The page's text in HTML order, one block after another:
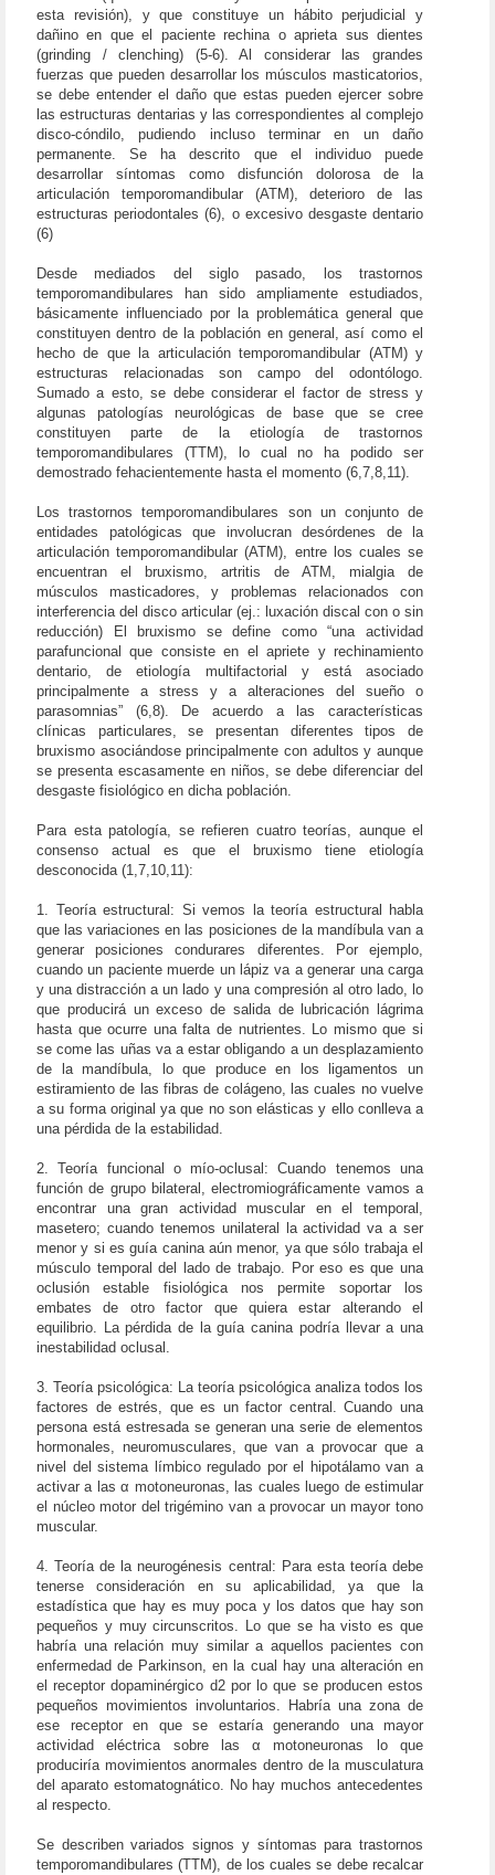
esta revisión), y que constituye un hábito perjudicial y
dañino en que el paciente rechina o aprieta sus dientes
(grinding / clenching) (5-6). Al considerar las grandes
fuerzas que pueden desarrollar los músculos masticatorios,
se debe entender el daño que estas pueden ejercer sobre
las estructuras dentarias y las correspondientes al complejo
disco-cóndilo, pudiendo incluso terminar en un daño
permanente. Se ha descrito que el individuo puede
desarrollar síntomas como disfunción dolorosa de la
articulación temporomandibular (ATM), deterioro de las
estructuras periodontales (6), o excesivo desgaste dentario
(6)
Desde mediados del siglo pasado, los trastornos
temporomandibulares han sido ampliamente estudiados,
básicamente influenciado por la problemática general que
constituyen dentro de la población en general, así como el
hecho de que la articulación temporomandibular (ATM) y
estructuras relacionadas son campo del odontólogo.
Sumado a esto, se debe considerar el factor de stress y
algunas patologías neurológicas de base que se cree
constituyen parte de la etiología de trastornos
temporomandibulares (TTM), lo cual no ha podido ser
demostrado fehacientemente hasta el momento (6,7,8,11).
Los trastornos temporomandibulares son un conjunto de
entidades patológicas que involucran desórdenes de la
articulación temporomandibular (ATM), entre los cuales se
encuentran el bruxismo, artritis de ATM, mialgia de
músculos masticadores, y problemas relacionados con
interferencia del disco articular (ej.: luxación discal con o sin
reducción) El bruxismo se define como “una actividad
parafuncional que consiste en el apriete y rechinamiento
dentario, de etiología multifactorial y está asociado
principalmente a stress y a alteraciones del sueño o
parasomnias” (6,8). De acuerdo a las características
clínicas particulares, se presentan diferentes tipos de
bruxismo asociándose principalmente con adultos y aunque
se presenta escasamente en niños, se debe diferenciar del
desgaste fisiológico en dicha población.
Para esta patología, se refieren cuatro teorías, aunque el
consenso actual es que el bruxismo tiene etiología
desconocida (1,7,10,11):
1. Teoría estructural: Si vemos la teoría estructural habla
que las variaciones en las posiciones de la mandíbula van a
generar posiciones condurares diferentes. Por ejemplo,
cuando un paciente muerde un lápiz va a generar una carga
y una distracción a un lado y una compresión al otro lado, lo
que producirá un exceso de salida de lubricación lágrima
hasta que ocurre una falta de nutrientes. Lo mismo que si
se come las uñas va a estar obligando a un desplazamiento
de la mandíbula, lo que produce en los ligamentos un
estiramiento de las fibras de colágeno, las cuales no vuelve
a su forma original ya que no son elásticas y ello conlleva a
una pérdida de la estabilidad.
2. Teoría funcional o mío-oclusal: Cuando tenemos una
función de grupo bilateral, electromiográficamente vamos a
encontrar una gran actividad muscular en el temporal,
masetero; cuando tenemos unilateral la actividad va a ser
menor y si es guía canina aún menor, ya que sólo trabaja el
músculo temporal del lado de trabajo. Por eso es que una
oclusión estable fisiológica nos permite soportar los
embates de otro factor que quiera estar alterando el
equilibrio. La pérdida de la guía canina podría llevar a una
inestabilidad oclusal.
3. Teoría psicológica: La teoría psicológica analiza todos los
factores de estrés, que es un factor central. Cuando una
persona está estresada se generan una serie de elementos
hormonales, neuromusculares, que van a provocar que a
nivel del sistema límbico regulado por el hipotálamo van a
activar a las α motoneuronas, las cuales luego de estimular
el núcleo motor del trigémino van a provocar un mayor tono
muscular.
4. Teoría de la neurogénesis central: Para esta teoría debe
tenerse consideración en su aplicabilidad, ya que la
estadística que hay es muy poca y los datos que hay son
pequeños y muy circunscritos. Lo que se ha visto es que
habría una relación muy similar a aquellos pacientes con
enfermedad de Parkinson, en la cual hay una alteración en
el receptor dopaminérgico d2 por lo que se producen estos
pequeños movimientos involuntarios. Habría una zona de
ese receptor en que se estaría generando una mayor
actividad eléctrica sobre las α motoneuronas lo que
produciría movimientos anormales dentro de la musculatura
del aparato estomatognático. No hay muchos antecedentes
al respecto.
Se describen variados signos y síntomas para trastornos
temporomandibulares (TTM), de los cuales se debe recalcar